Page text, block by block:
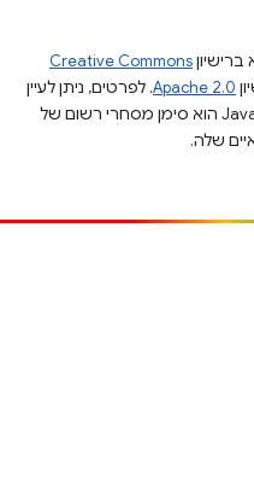
Creative Commons
Apache 2.0. לפרטים, ניתן לעיין
.‏ Java הוא סימן מסחרי רשום של